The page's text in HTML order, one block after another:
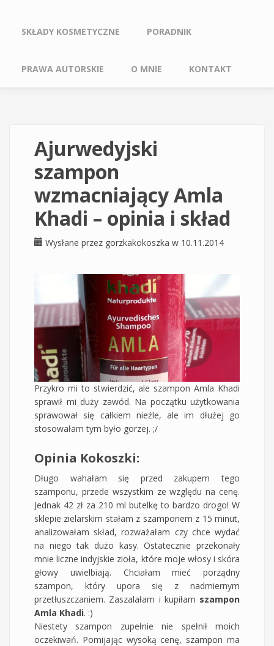
SKŁADY KOSMETYCZNE PORADNIK
PRAWA AUTORSKIE O MNIE KONTAKT
Ajurwedyjski
szampon
wzmacniający Amla
Khadi – opinia i skład
Wysłane przez gorzkakokoszka w 10.11.2014
Przykro mi to stwierdzić, ale szampon Amla Khadi
sprawił mi duży zawód. Na początku użytkowania
sprawował się całkiem nieźle, ale im dłużej go
stosowałam tym było gorzej. ;/
Opinia Kokoszki:
Długo wahałam się przed zakupem tego
szamponu, przede wszystkim ze względu na cenę.
Jednak 42 zł za 210 ml butelkę to bardzo drogo! W
sklepie zielarskim stałam z szamponem z 15 minut,
analizowałam skład, rozważałam czy chce wydać
na niego tak dużo kasy. Ostatecznie przekonały
mnie liczne indyjskie zioła, które moje włosy i skóra
głowy uwielbiają. Chciałam mieć porządny
szampon, który upora się z nadmiernym
przetłuszczaniem. Zaszalałam i kupiłam szampon
Amla Khadi. :)
Niestety szampon zupełnie nie spełnił moich
oczekiwań. Pomijając wysoką cenę, szampon ma